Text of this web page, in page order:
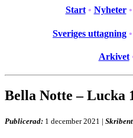
Start • Nyheter •
Sveriges uttagning •
Arkivet
Bella Notte – Lucka
Publicerad: 1 december 2021 |